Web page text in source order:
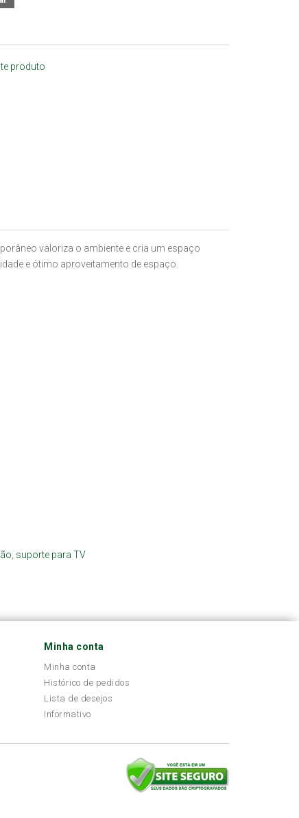
produto
valoriza o ambiente e cria um espaço
e ótimo aproveitamento de espaço.
suporte para TV
Minha conta
Minha conta
Histórico de pedidos
Lista de desejos
Informativo